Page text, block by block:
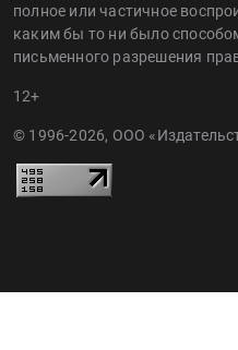
полное или частичное
каким бы то ни было
письменного разрешения
12+
© 1996-2026, ООО